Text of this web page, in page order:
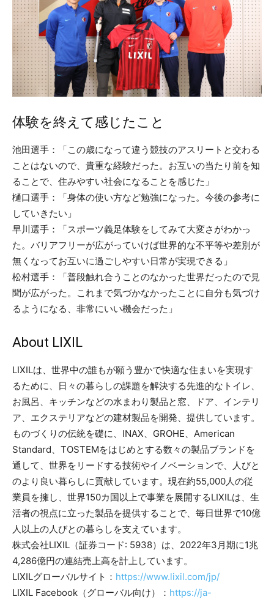
体験を終えて感じたこと
池田選手：「この歳になって違う競技のアスリートと交わる
ことはないので、貴重な経験だった。お互いの当たり前を知
ることで、住みやすい社会になることを感じた」
樋口選手：「身体の使い方など勉強になった。今後の参考に
していきたい」
早川選手：「スポーツ義足体験をしてみて大変さがわかっ
た。バリアフリーが広がっていけば世界的な不平等や差別が
無くなってお互いに過ごしやすい日常が実現できる」
松村選手：「普段触れ合うことのなかった世界だったので見
聞が広がった。これまで気づかなかったことに自分も気づけ
るようになる、非常にいい機会だった」
About LIXIL
LIXILは、世界中の誰もが願う豊かで快適な住まいを実現す
るために、日々の暮らしの課題を解決する先進的なトイレ、
お風呂、キッチンなどの水まわり製品と窓、ドア、インテリ
ア、エクステリアなどの建材製品を開発、提供しています。
ものづくりの伝統を礎に、INAX、GROHE、American
Standard、TOSTEMをはじめとする数々の製品ブランドを
通して、世界をリードする技術やイノベーションで、人びと
のより良い暮らしに貢献しています。現在約55,000人の従
業員を擁し、世界150カ国以上で事業を展開するLIXILは、生
活者の視点に立った製品を提供することで、毎日世界で10億
人以上の人びとの暮らしを支えています。
株式会社LIXIL（証券コード: 5938）は、2022年3月期に1兆
4,286億円の連結売上高を計上しています。
LIXILグローバルサイト： https://www.lixil.com/jp/
LIXIL Facebook（グローバル向け）： https://ja-